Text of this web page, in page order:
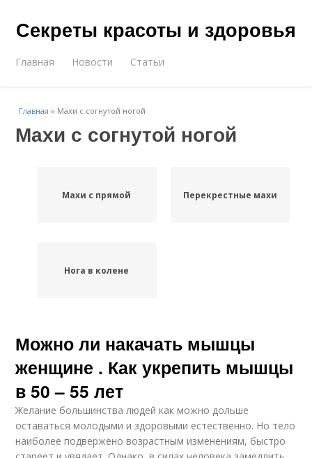
Секреты красоты и здоровья
Главная Новости Статьи
Главная » Махи с согнутой ногой
Махи с согнутой ногой
Махи с прямой Перекрестные махи
Нога в колене
Можно ли накачать мышцы
женщине . Как укрепить мышцы
в 50 – 55 лет
Желание большинства людей как можно дольше
оставаться молодыми и здоровыми естественно. Но тело
наиболее подвержено возрастным изменениям, быстро